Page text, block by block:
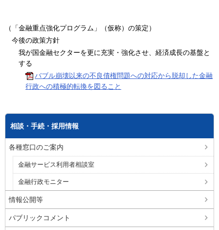
（「金融重点強化プログラム」（仮称）の策定）
今後の政策方針
我が国金融セクターを更に充実・強化させ、経済成長の基盤と
する
バブル崩壊以来の不良債権問題への対応から脱却した金融
行政への積極的転換を図ること
相談・手続・採用情報
各種窓口のご案内
金融サービス利用者相談室
金融行政モニター
情報公開等
パブリックコメント